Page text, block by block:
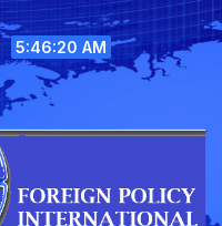
5:46:21 AM